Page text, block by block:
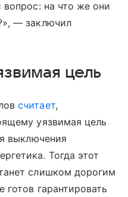
вопрос: на что же они
— заключил
цель
считает,
уязвимая цель
выключения
Тогда этот
слишком дорогим
гарантировать